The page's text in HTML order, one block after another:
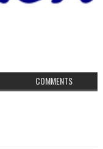
COMMENTS